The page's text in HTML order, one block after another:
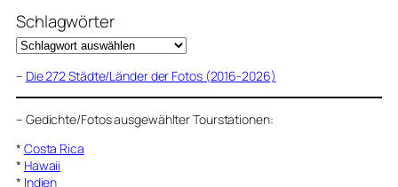
Schlagwörter
– Die 272 Städte/Länder der Fotos (2016-2026)
– Gedichte/Fotos ausgewählter Tourstationen:
* Costa Rica
* Hawaii
* Indien